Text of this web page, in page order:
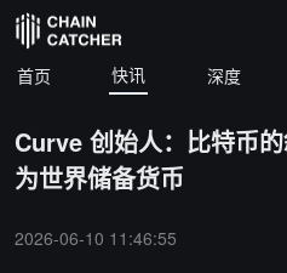
首页 快讯 深度
Curve 创始人：比特币
为世界储备货币
2026-06-10 11:46:55